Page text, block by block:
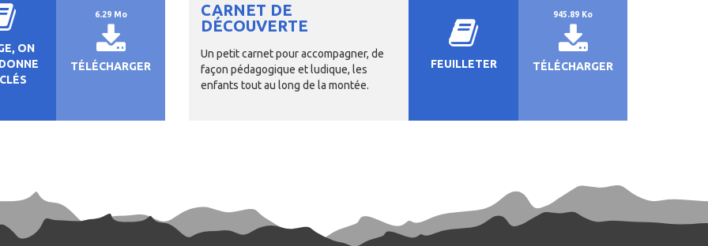
ON
6.29 Mo
TÉLÉCHARGER
CARNET DE
DÉCOUVERTE
Un petit carnet pour accompagner, de
façon pédagogique et ludique, les
enfants tout au long de la montée.
FEUILLETER
945.89 Ko
TÉLÉCHARGER